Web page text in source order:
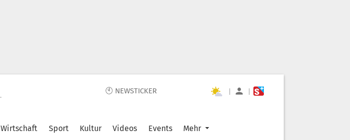
🕙 NEWSTICKER | |
Wirtschaft Sport Kultur Videos Events Mehr